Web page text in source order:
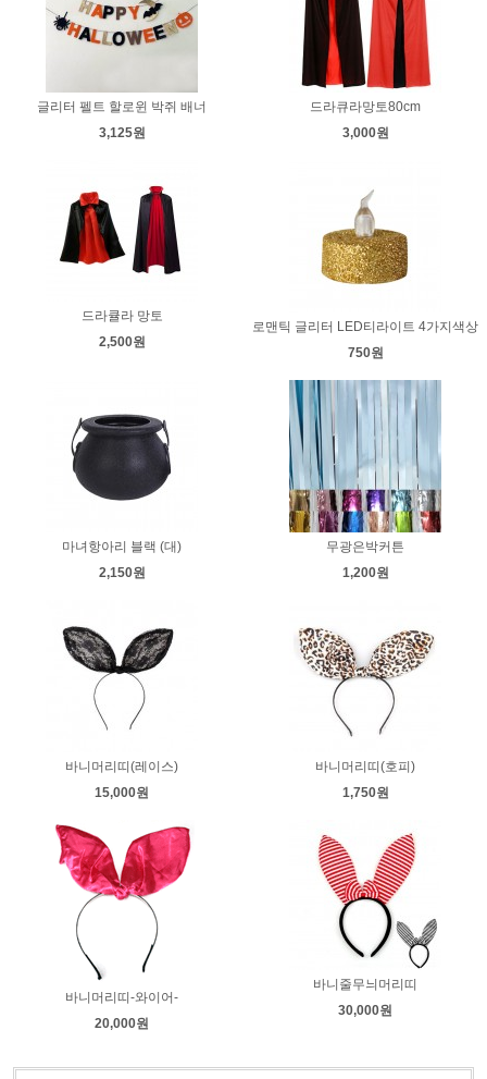
글리터 펠트 할로윈 박쥐 배너
3,125원
드라큐라망토80cm
3,000원
드라큘라 망토
2,500원
로맨틱 글리터 LED티라이트 4가지색상
750원
마녀항아리 블랙 (대)
2,150원
무광은박커튼
1,200원
바니머리띠(레이스)
15,000원
바니머리띠(호피)
1,750원
바니머리띠-와이어-
20,000원
바니줄무늬머리띠
30,000원